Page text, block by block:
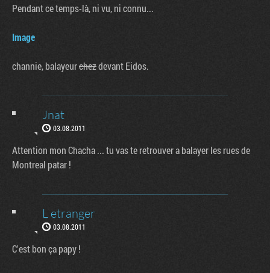
Pendant ce temps-là, ni vu, ni connu...
Image
channie, balayeurchezdevant Eidos.
Jnat
03.08.2011
Attention mon Chacha ... tu vas te retrouver a balayer les rues de
Montreal patar !
L etranger
03.08.2011
C'est bon ça papy !